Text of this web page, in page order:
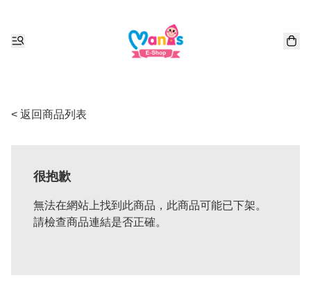
< 返回商品列表
很抱歉
無法在網站上找到此商品，此商品可能已下架。
請檢查商品連結是否正確。